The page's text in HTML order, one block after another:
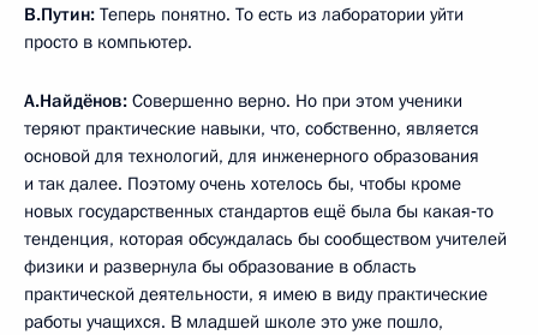
В.Путин: Теперь понятно. То есть из лаборатории уйти
просто в компьютер.
А.Найдёнов: Совершенно верно. Но при этом ученики
теряют практические навыки, что, собственно, является
основой для технологий, для инженерного образования
и так далее. Поэтому очень хотелось бы, чтобы кроме
новых государственных стандартов ещё была бы какая‑то
тенденция, которая обсуждалась бы сообществом учителей
физики и развернула бы образование в область
практической деятельности, я имею в виду практические
работы учащихся. В младшей школе это уже пошло,